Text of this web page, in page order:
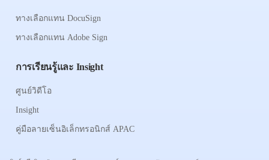
ทางเลือกแทน DocuSign
ทางเลือกแทน Adobe Sign
การเรียนรู้และ Insight
ศูนย์วิดีโอ
Insight
คู่มือลายเซ็นอิเล็กทรอนิกส์ APAC